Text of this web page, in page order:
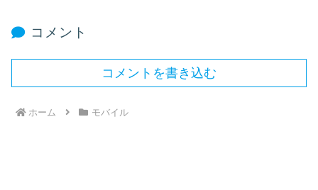
コメント
コメントを書き込む
ホーム モバイル